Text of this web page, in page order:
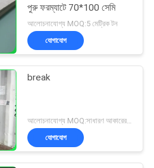
পুরু ফরম্যাটে 70*100 সেমি
আলোচনাযোগ্য MOQ:5 মেট্রিক টন
যোগাযোগ
break
আলোচনাযোগ্য MOQ:সাধারণ আকারের জন্য 1 টন এবং বিশেষ আকারের জন্য 10 টন
যোগাযোগ